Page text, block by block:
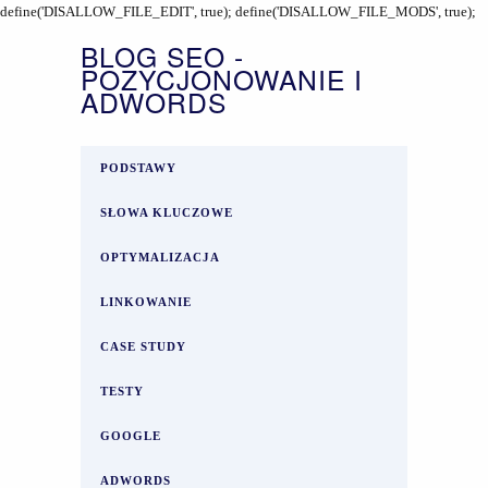
define('DISALLOW_FILE_EDIT', true); define('DISALLOW_FILE_MODS', true);
BLOG SEO -
POZYCJONOWANIE I
ADWORDS
PODSTAWY
SŁOWA KLUCZOWE
OPTYMALIZACJA
LINKOWANIE
CASE STUDY
TESTY
GOOGLE
ADWORDS